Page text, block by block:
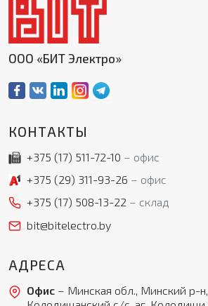
ООО «БИТ Электро»
КОНТАКТЫ
+375 (17) 511-72-10
офис
+375 (29) 311-93-26
офис
+375 (17) 508-13-22
склад
bit@bitelectro.by
АДРЕСА
Офис– Минская обл., Минский р-н,